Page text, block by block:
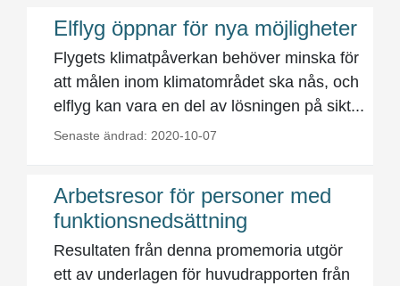
Elflyg öppnar för nya möjligheter
Flygets klimatpåverkan behöver minska för
att målen inom klimatområdet ska nås, och
elflyg kan vara en del av lösningen på sikt...
Senaste ändrad: 2020-10-07
Arbetsresor för personer med
funktionsnedsättning
Resultaten från denna promemoria utgör
ett av underlagen för huvudrapporten från